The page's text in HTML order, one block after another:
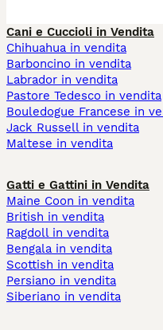
Cani e Cuccioli in Vendita
Chihuahua in vendita
Barboncino in vendita
Labrador in vendita
Pastore Tedesco in vendita
Bouledogue Francese in
Jack Russell in vendita
Maltese in vendita
Gatti e Gattini in Vendita
Maine Coon in vendita
British in vendita
Ragdoll in vendita
Bengala in vendita
Scottish in vendita
Persiano in vendita
Siberiano in vendita